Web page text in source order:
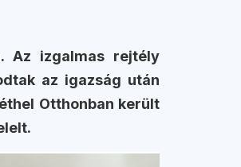
Az izgalmas rejtély
az igazság után
Otthonban került